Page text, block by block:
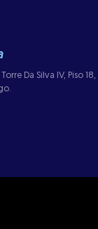
Da Silva IV, Piso 18,